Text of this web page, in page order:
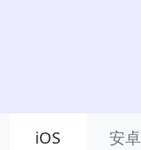
iOS 安卓